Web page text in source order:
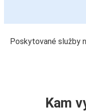
Poskytované služby
Kam